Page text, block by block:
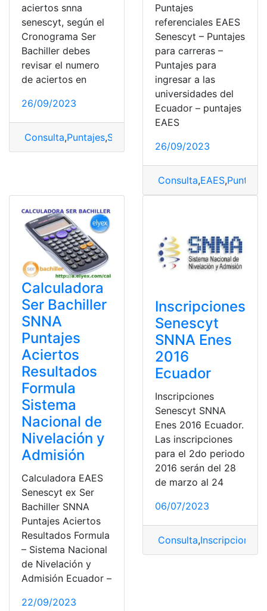
aciertos snna
senescyt, según el
Cronograma Ser
Bachiller debes
revisar el numero
de aciertos en
26/09/2023
Consulta,Puntajes,Ser Bachiller
Puntajes
referenciales EAES
Senescyt – Puntajes
para carreras –
Puntajes para
ingresar a las
universidades del
Ecuador – puntajes
EAES
26/09/2023
Consulta,EAES,Puntajes
Calculadora
Ser Bachiller
SNNA
Puntajes
Aciertos
Resultados
Formula
Sistema
Nacional de
Nivelación y
Admisión
Calculadora EAES
Senescyt ex Ser
Bachiller SNNA
Puntajes Aciertos
Resultados Formula
– Sistema Nacional
de Nivelación y
Admisión Ecuador –
22/09/2023
Inscripciones
Senescyt
SNNA Enes
2016
Ecuador
Inscripciones
Senescyt SNNA
Enes 2016 Ecuador.
Las inscripciones
para el 2do periodo
2016 serán del 28
de marzo al 24
06/07/2023
Consulta,Inscripciones